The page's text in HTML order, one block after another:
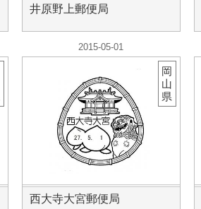
井原野上郵便局
2015-05-01
西大寺大宮郵便局
岡
山
県